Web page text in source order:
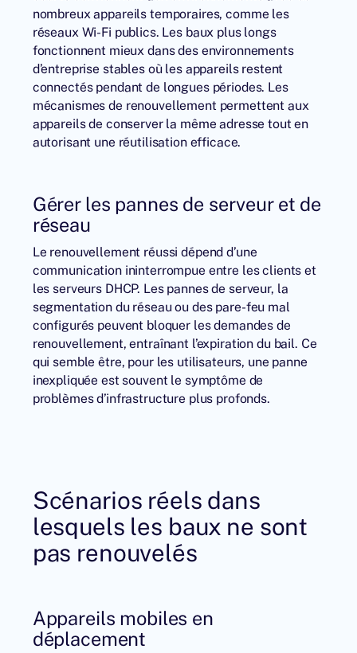
nombreux appareils temporaires, comme les
réseaux Wi-Fi publics. Les baux plus longs
fonctionnent mieux dans des environnements
d’entreprise stables où les appareils restent
connectés pendant de longues périodes. Les
mécanismes de renouvellement permettent aux
appareils de conserver la même adresse tout en
autorisant une réutilisation efficace.
Gérer les pannes de serveur et de
réseau
Le renouvellement réussi dépend d’une
communication ininterrompue entre les clients et
les serveurs DHCP. Les pannes de serveur, la
segmentation du réseau ou des pare-feu mal
configurés peuvent bloquer les demandes de
renouvellement, entraînant l’expiration du bail. Ce
qui semble être, pour les utilisateurs, une panne
inexpliquée est souvent le symptôme de
problèmes d’infrastructure plus profonds.
Scénarios réels dans
lesquels les baux ne sont
pas renouvelés
Appareils mobiles en
déplacement